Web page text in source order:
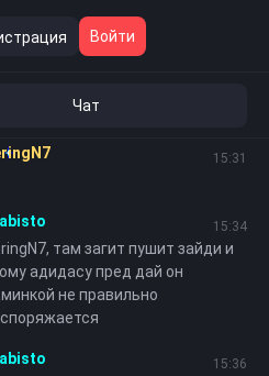
Войти
Чат
в тг зайди в бсд
играть невозможно щас
15:31
15:34
там загит пушит зайди и
адидасу пред дай он
не правильно
15:36